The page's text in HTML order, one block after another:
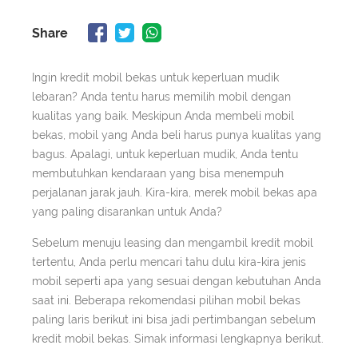
Share
Ingin kredit mobil bekas untuk keperluan mudik
lebaran? Anda tentu harus memilih mobil dengan
kualitas yang baik. Meskipun Anda membeli mobil
bekas, mobil yang Anda beli harus punya kualitas yang
bagus. Apalagi, untuk keperluan mudik, Anda tentu
membutuhkan kendaraan yang bisa menempuh
perjalanan jarak jauh. Kira-kira, merek mobil bekas apa
yang paling disarankan untuk Anda?
Sebelum menuju leasing dan mengambil kredit mobil
tertentu, Anda perlu mencari tahu dulu kira-kira jenis
mobil seperti apa yang sesuai dengan kebutuhan Anda
saat ini. Beberapa rekomendasi pilihan mobil bekas
paling laris berikut ini bisa jadi pertimbangan sebelum
kredit mobil bekas. Simak informasi lengkapnya berikut.